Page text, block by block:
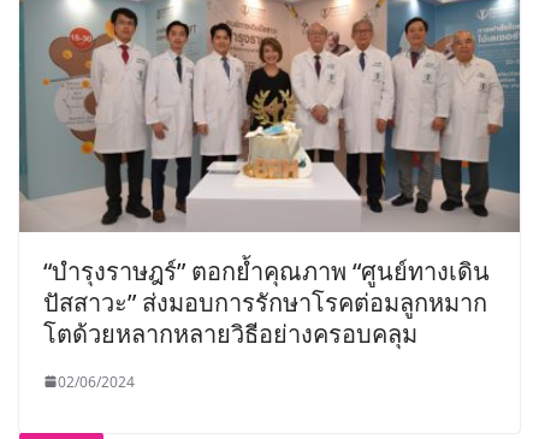
“บำรุงราษฎร์” ตอกย้ำคุณภาพ “ศูนย์ทางเดิน
ปัสสาวะ” ส่งมอบการรักษาโรคต่อมลูกหมาก
โตด้วยหลากหลายวิธีอย่างครอบคลุม
02/06/2024